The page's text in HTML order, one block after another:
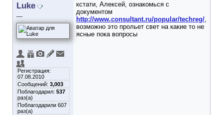
Luke
Регистрация:
07.08.2010
Сообщений: 3,003
Поблагодарил: 537
раз(а)
Поблагодарили 607
раз(а)
кстати, Алексей, ознакомься с
документом
http://www.consultant.ru/popular/techreg/,
возможно это прольет свет на какие то не
ясные пока вопросы